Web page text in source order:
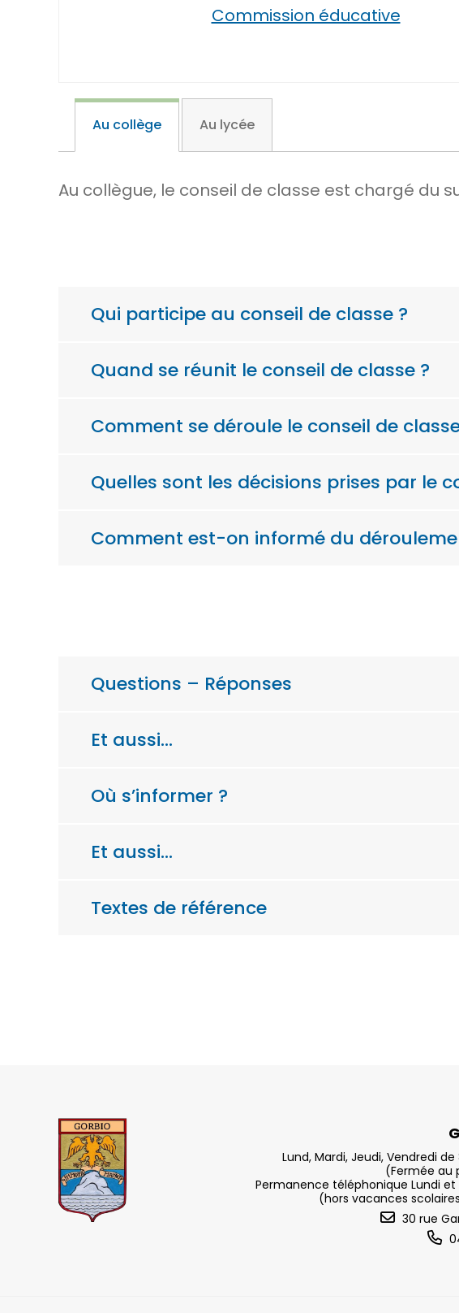
Commission éducative
Au collège Au lycée
Au collègue, le conseil de classe est chargé du
Qui participe au conseil de classe ?
Quand se réunit le conseil de classe ?
Comment se déroule le conseil de
Quelles sont les décisions prises par le
Comment est-on informé du
Questions – Réponses
Et aussi…
Où s’informer ?
Et aussi…
Textes de référence
Lund, Mardi, Jeudi, Vendredi de
(Fermée au
Permanence téléphonique Lundi et
(hors vacances
30 rue